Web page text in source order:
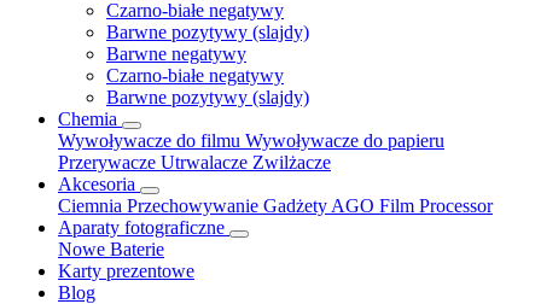
Czarno-białe negatywy
Barwne pozytywy (slajdy)
Barwne negatywy
Czarno-białe negatywy
Barwne pozytywy (slajdy)
Chemia
Wywoływacze do filmu Wywoływacze do papieru
Przerywacze Utrwalacze Zwilżacze
Akcesoria
Ciemnia Przechowywanie Gadżety AGO Film Processor
Aparaty fotograficzne
Nowe Baterie
Karty prezentowe
Blog